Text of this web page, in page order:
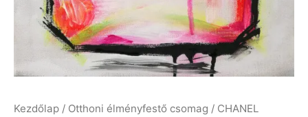
Kezdőlap / Otthoni élményfestő csomag / CHANEL